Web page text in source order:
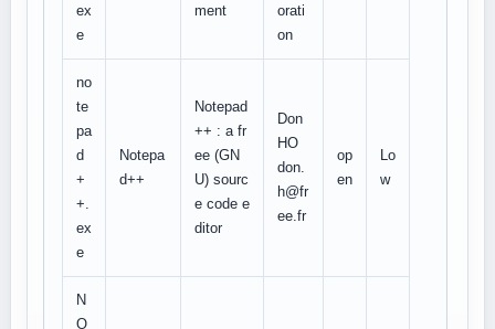
ex
e
ment
orati
on
no
te
pa
d
+
+.
ex
e
Notepa
d++
Notepad
++ : a fr
ee (GN
U) sourc
e code e
ditor
Don
HO
don.
h@fr
ee.fr
op
en
Lo
w
N
O